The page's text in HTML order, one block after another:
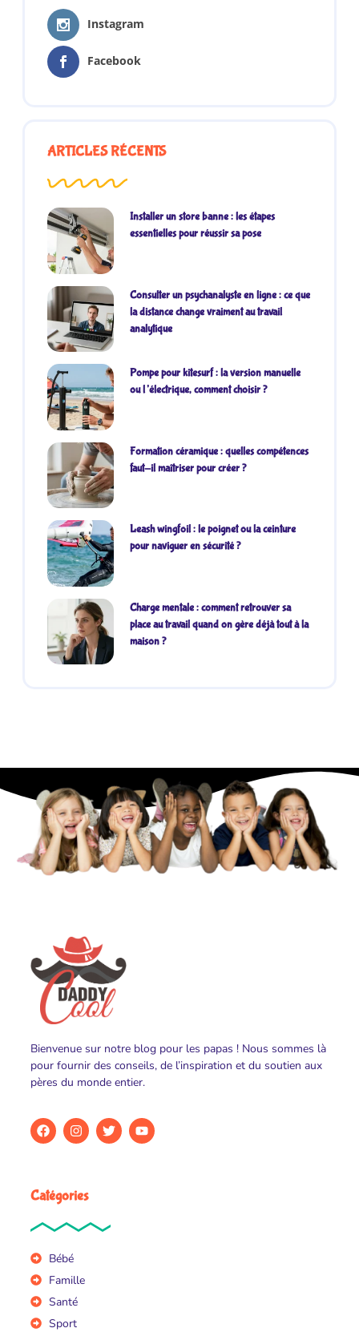
Instagram
Facebook
ARTICLES RÉCENTS
Installer un store banne : les étapes
essentielles pour réussir sa pose
Consulter un psychanalyste en ligne : ce que
la distance change vraiment au travail
analytique
Pompe pour kitesurf : la version manuelle
ou l’électrique, comment choisir ?
Formation céramique : quelles compétences
faut-il maîtriser pour créer ?
Leash wingfoil : le poignet ou la ceinture
pour naviguer en sécurité ?
Charge mentale : comment retrouver sa
place au travail quand on gère déjà tout à la
maison ?
Bienvenue sur notre blog pour les papas ! Nous sommes là
pour fournir des conseils, de l’inspiration et du soutien aux
pères du monde entier.
Catégories
Bébé
Famille
Santé
Sport